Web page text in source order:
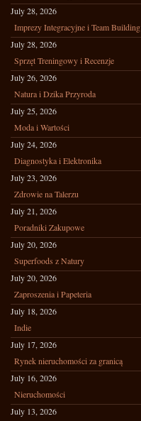
July 28, 2026
Imprezy Integracyjne i Team Building
July 28, 2026
Sprzęt Treningowy i Recenzje
July 26, 2026
Natura i Dzika Przyroda
July 25, 2026
Moda i Wartości
July 24, 2026
Diagnostyka i Elektronika
July 23, 2026
Zdrowie na Talerzu
July 21, 2026
Poradniki Zakupowe
July 20, 2026
Superfoods z Natury
July 20, 2026
Zaproszenia i Papeteria
July 18, 2026
Indie
July 17, 2026
Rynek nieruchomości za granicą
July 16, 2026
Nieruchomości
July 13, 2026